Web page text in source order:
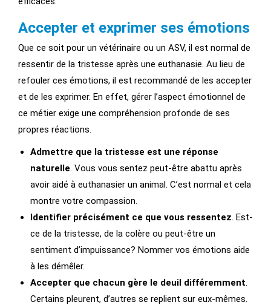
Accepter et exprimer ses émotions
Que ce soit pour un vétérinaire ou un ASV, il est normal de
ressentir de la tristesse après une euthanasie. Au lieu de
refouler ces émotions, il est recommandé de les accepter
et de les exprimer. En effet, gérer l’aspect émotionnel de
ce métier exige une compréhension profonde de ses
propres réactions.
Admettre que la tristesse est une réponse
naturelle. Vous vous sentez peut-être abattu après
avoir aidé à euthanasier un animal. C’est normal et cela
montre votre compassion.
Identifier précisément ce que vous ressentez. Est-
ce de la tristesse, de la colère ou peut-être un
sentiment d’impuissance? Nommer vos émotions aide
à les démêler.
Accepter que chacun gère le deuil différemment.
Certains pleurent, d’autres se replient sur eux-mêmes.